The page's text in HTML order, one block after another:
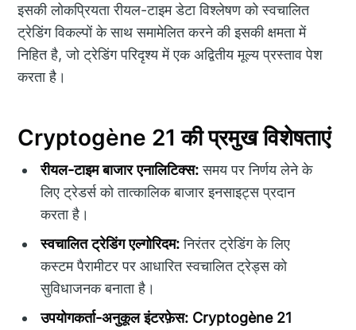
इसकी लोकप्रियता रीयल-टाइम डेटा विश्लेषण को स्वचालित
ट्रेडिंग विकल्पों के साथ समामेलित करने की इसकी क्षमता में
निहित है, जो ट्रेडिंग परिदृश्य में एक अद्वितीय मूल्य प्रस्ताव पेश
करता है।
Cryptogène 21 की प्रमुख विशेषताएं
रीयल-टाइम बाजार एनालिटिक्स:समय पर निर्णय लेने के
लिए ट्रेडर्स को तात्कालिक बाजार इनसाइट्स प्रदान
करता है।
स्वचालित ट्रेडिंग एल्गोरिदम:निरंतर ट्रेडिंग के लिए
कस्टम पैरामीटर पर आधारित स्वचालित ट्रेड्स को
सुविधाजनक बनाता है।
उपयोगकर्ता-अनुकूल इंटरफ़ेस: Cryptogène 21